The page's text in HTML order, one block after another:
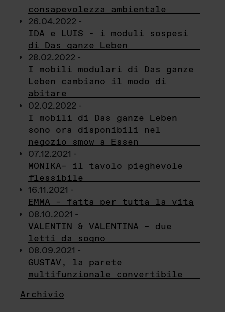
consapevolezza ambientale
26.04.2022 -
IDA e LUIS - i moduli sospesi
di Das ganze Leben
28.02.2022 -
I mobili modulari di Das ganze
Leben cambiano il modo di
abitare
02.02.2022 -
I mobili di Das ganze Leben
sono ora disponibili nel
negozio smow a Essen
07.12.2021 -
MONIKA– il tavolo pieghevole
flessibile
16.11.2021 -
EMMA – fatta per tutta la vita
08.10.2021 -
VALENTIN & VALENTINA – due
letti da sogno
08.09.2021 -
GUSTAV, la parete
multifunzionale convertibile
Archivio